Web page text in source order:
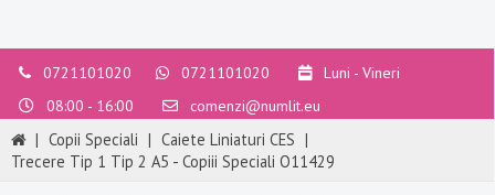
0721101020 0721101020
Luni - Vineri
08:00 - 16:00
comenzi@numlit.eu
| Copii Speciali | Caiete Liniaturi CES |
Trecere Tip 1 Tip 2 A5 - Copiii Speciali O11429